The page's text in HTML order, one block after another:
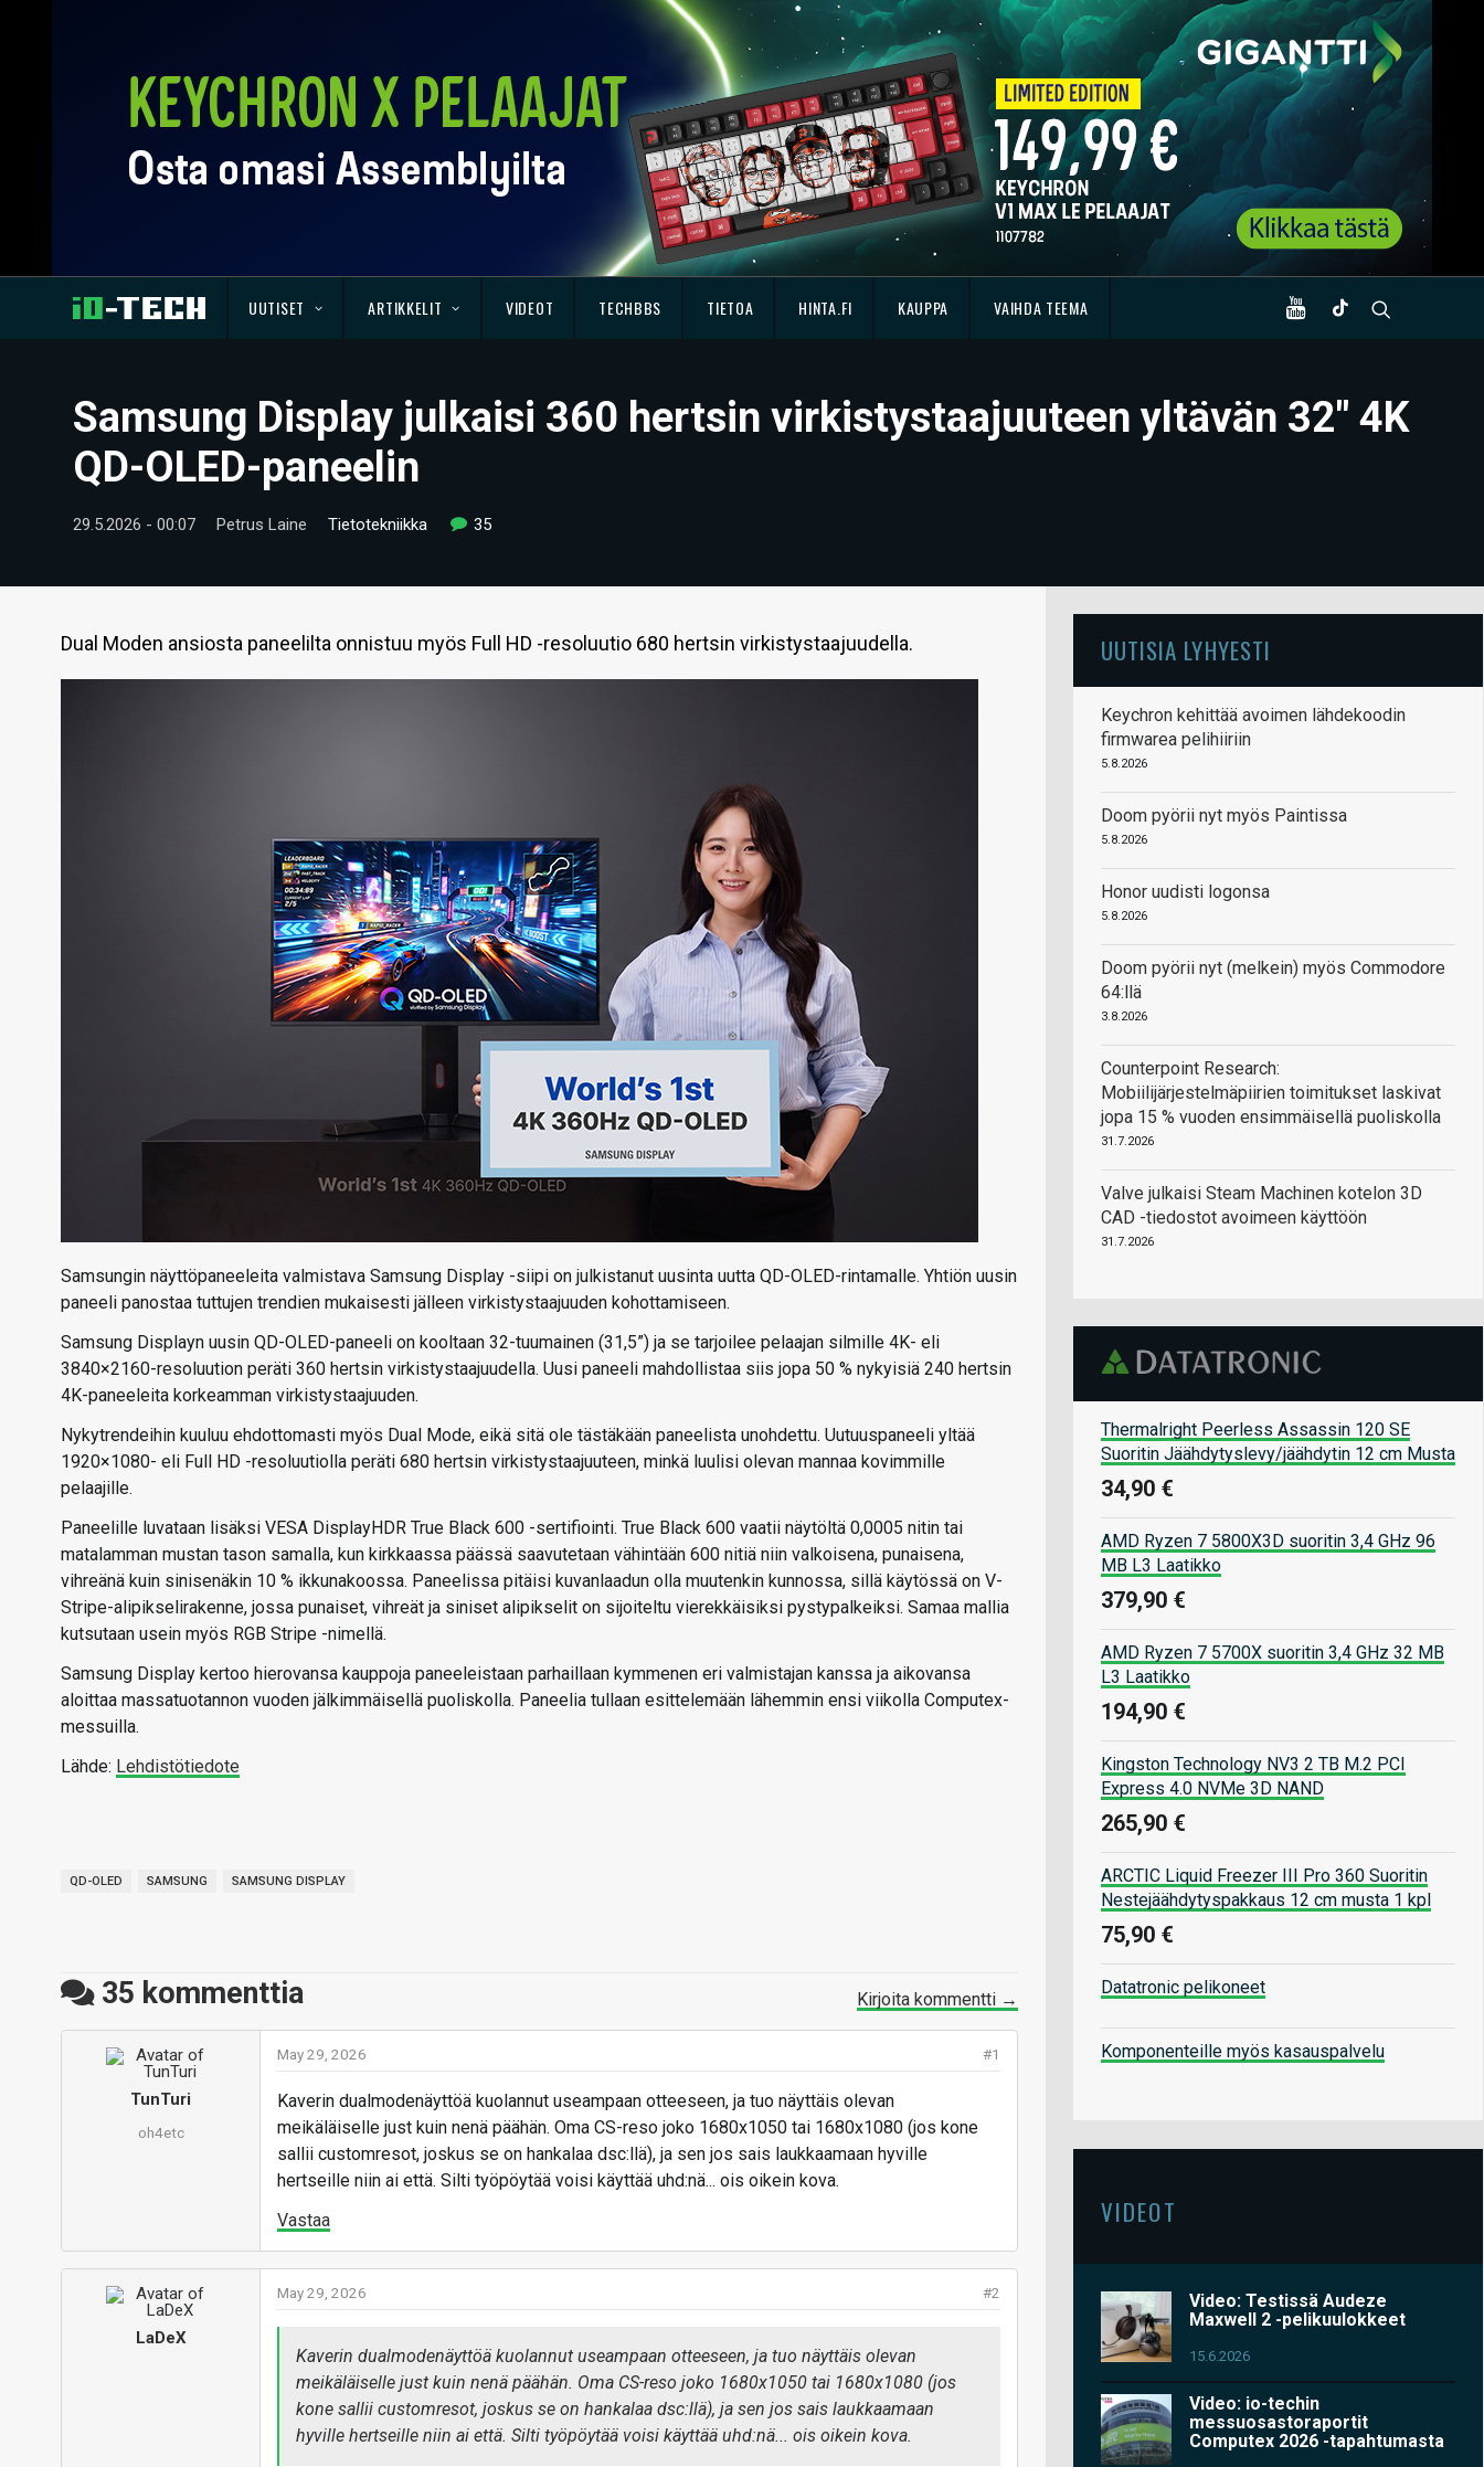
UUTISET ARTIKKELIT VIDEOT TECHBBS TIETOA HINTA.FI KAUPPA VAIHDA TEEMA
Samsung Display julkaisi 360 hertsin virkistystaajuuteen yltävän 32″ 4K
QD-OLED-paneelin
29.5.2026 - 00:07 Petrus Laine Tietotekniikka 35
Dual Moden ansiosta paneelilta onnistuu myös Full HD -resoluutio 680 hertsin virkistystaajuudella.
Samsungin näyttöpaneeleita valmistava Samsung Display -siipi on julkistanut uusinta uutta QD-OLED-rintamalle. Yhtiön uusin
paneeli panostaa tuttujen trendien mukaisesti jälleen virkistystaajuuden kohottamiseen.
Samsung Displayn uusin QD-OLED-paneeli on kooltaan 32-tuumainen (31,5”) ja se tarjoilee pelaajan silmille 4K- eli
3840×2160-resoluution peräti 360 hertsin virkistystaajuudella. Uusi paneeli mahdollistaa siis jopa 50 % nykyisiä 240 hertsin
4K-paneeleita korkeamman virkistystaajuuden.
Nykytrendeihin kuuluu ehdottomasti myös Dual Mode, eikä sitä ole tästäkään paneelista unohdettu. Uutuuspaneeli yltää
1920×1080- eli Full HD -resoluutiolla peräti 680 hertsin virkistystaajuuteen, minkä luulisi olevan mannaa kovimmille
pelaajille.
Paneelille luvataan lisäksi VESA DisplayHDR True Black 600 -sertifiointi. True Black 600 vaatii näytöltä 0,0005 nitin tai
matalamman mustan tason samalla, kun kirkkaassa päässä saavutetaan vähintään 600 nitiä niin valkoisena, punaisena,
vihreänä kuin sinisenäkin 10 % ikkunakoossa. Paneelissa pitäisi kuvanlaadun olla muutenkin kunnossa, sillä käytössä on V-
Stripe-alipikselirakenne, jossa punaiset, vihreät ja siniset alipikselit on sijoiteltu vierekkäisiksi pystypalkeiksi. Samaa mallia
kutsutaan usein myös RGB Stripe -nimellä.
Samsung Display kertoo hierovansa kauppoja paneeleistaan parhaillaan kymmenen eri valmistajan kanssa ja aikovansa
aloittaa massatuotannon vuoden jälkimmäisellä puoliskolla. Paneelia tullaan esittelemään lähemmin ensi viikolla Computex-
messuilla.
Lähde: Lehdistötiedote
QD-OLED SAMSUNG SAMSUNG DISPLAY
35 kommenttia Kirjoita kommentti →
TunTuri
oh4etc
#1
May 29, 2026
Kaverin dualmodenäyttöä kuolannut useampaan otteeseen, ja tuo näyttäis olevan
meikäläiselle just kuin nenä päähän. Oma CS-reso joko 1680x1050 tai 1680x1080 (jos kone
sallii customresot, joskus se on hankalaa dsc:llä), ja sen jos sais laukkaamaan hyville
hertseille niin ai että. Silti työpöytää voisi käyttää uhd:nä... ois oikein kova.
Vastaa
LaDeX
#2
May 29, 2026
Kaverin dualmodenäyttöä kuolannut useampaan otteeseen, ja tuo näyttäis olevan
meikäläiselle just kuin nenä päähän. Oma CS-reso joko 1680x1050 tai 1680x1080 (jos
kone sallii customresot, joskus se on hankalaa dsc:llä), ja sen jos sais laukkaamaan
hyville hertseille niin ai että. Silti työpöytää voisi käyttää uhd:nä... ois oikein kova.
UUTISIA LYHYESTI
Keychron kehittää avoimen lähdekoodin
firmwarea pelihiiriin
5.8.2026
Doom pyörii nyt myös Paintissa
5.8.2026
Honor uudisti logonsa
5.8.2026
Doom pyörii nyt (melkein) myös Commodore
64:llä
3.8.2026
Counterpoint Research:
Mobiilijärjestelmäpiirien toimitukset laskivat
jopa 15 % vuoden ensimmäisellä puoliskolla
31.7.2026
Valve julkaisi Steam Machinen kotelon 3D
CAD -tiedostot avoimeen käyttöön
31.7.2026
Thermalright Peerless Assassin 120 SE
Suoritin Jäähdytyslevy/jäähdytin 12 cm Musta
34,90 €
AMD Ryzen 7 5800X3D suoritin 3,4 GHz 96
MB L3 Laatikko
379,90 €
AMD Ryzen 7 5700X suoritin 3,4 GHz 32 MB
L3 Laatikko
194,90 €
Kingston Technology NV3 2 TB M.2 PCI
Express 4.0 NVMe 3D NAND
265,90 €
ARCTIC Liquid Freezer III Pro 360 Suoritin
Nestejäähdytyspakkaus 12 cm musta 1 kpl
75,90 €
Datatronic pelikoneet
Komponenteille myös kasauspalvelu
VIDEOT
Video: Testissä Audeze
Maxwell 2 -pelikuulokkeet
15.6.2026
Video: io-techin
messuosastoraportit
Computex 2026 -tapahtumasta